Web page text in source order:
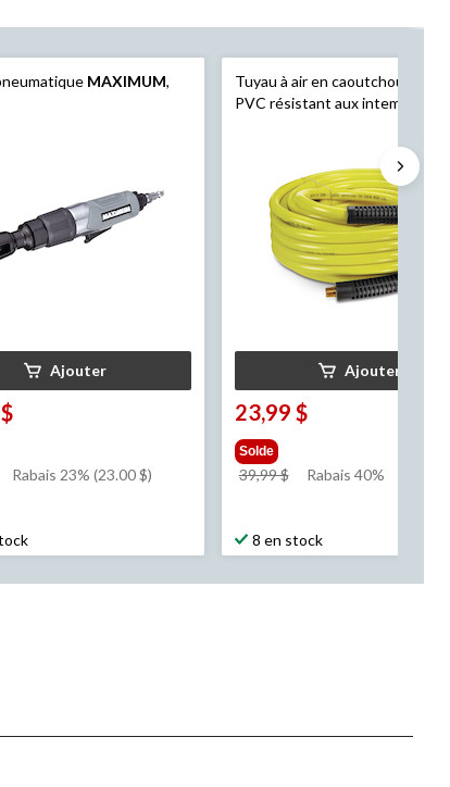
MAXIMUM,
Ajouter
prixRabais 23% (23.00 $)
Tuyau à air en caoutchouc et en
PVC résistant aux intempéries
Ajouter
23,99 $
Solde
39,99 $
prixRabais 40%
8 en stock